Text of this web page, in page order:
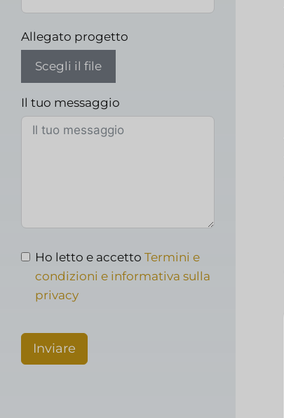
Allegato progetto
Scegli il file
Il tuo messaggio
Ho letto e accetto Termini e
condizioni e informativa sulla
privacy
Inviare